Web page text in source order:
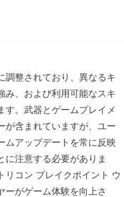
調整されており、異なるキ
み、および利用可能なスキ
す。武器とゲームプレイメ
が含まれていますが、ユー
ムアップデートを常に反映
に注意する必要がありま
リコン ブレイクポイント ウ
ーがゲーム体験を向上さ